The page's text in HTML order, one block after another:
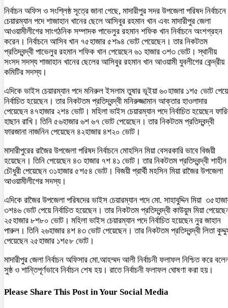
নির্বাচন অফিস ও সংশ্লিষ্ঠ সূত্রে জানা গেছে, মাদারীপুর সদর উপজেলা পরিষদ নির্বাচনে
চেয়ারম্যান পদে শাজাহান খানের ছেলে আসিবুর রহমান খান এবং মাদারীপুর জেলা
আওয়ামীলীগের সাংগঠনিক সম্পাদক পাভেলুর রহমান শফিক খান নির্বাচনে অংশগ্রহন
করেন। নির্বাচনে আসিব খান ৭৫হাজার ৫শ৯৪ ভোট পেয়েছেন। তার নিকটতম
প্রতিদ্বন্দ্বী পাভেলুর রহমান শফিক খান পেয়েছেন ৬১ হাজার ৩শ৩ ভোট। স্থানীয়
সংসদ সদস্য শাজাহান খানের ছেলের আসিবুর রহমান খান আওয়ামী যুবলীগের কেন্দ্রীয়
কমিটির সদস্য।
এদিকে ভাইস চেয়ারম্যান পদে মনিরুল ইসলাম তুষার ভূইয়া ৬০হাজার ১শ৫ ভোট পেয়ে
নির্বাচিত হয়েছেন। তার নিকটতম প্রতিদ্বন্দ্বী মনিরুজ্জামান আক্তার হাওলাদার
পেয়েছেন ৪৭হাজার ২শ৪ ভোট। মহিলা ভাইস চেয়ারম্যান পদে নির্বাচিত হয়েছেন
হাছান রাখি। তিনি ৫৬হাজার ৬শ ৬৭ ভোট পেয়েছেন। তার নিকটতম প্রতিদ্বন্দ্বী
ফারজানা নাজনিন পেয়েছেন ৪২হাজার ৪শ২০ ভোট।
মাদারীপুরের রাজৈর উপজেলা পরিষদ নির্বাচনে মোহসিন মিয়া বেসরকারি ভাবে বিজয়ী
হয়েছেন। তিনি পেয়েছেন ৪৩ হাজার ৭শ ৪১ ভোট। তার নিকটতম প্রতিদ্বন্দ্বী শাহীন
চৌধুরী পেয়েছেন ৩১হাজার ৫শ৫৪ ভোট। বিজয়ী প্রার্থী মহসিন মিয়া রাজৈর উপজেলা
আওয়ামীলীগের সদস্য।
এদিকে রাজৈর উপজেলা পরিষদের ভাইস চেয়ারম্যান পদে মো. সাহাবুদ্দিন মিয়া
৩শ৪৬ ভোট পেয়ে নির্বাচিত হয়েছেন। তার নিকটতম প্রতিদ্বন্দ্বী কাউয়ুম মিয়া
২৫হাজার ৮শ৮০ ভোট। মহিলা ভাইস চেয়ারম্যান পদে নির্বাচিত হয়েছেন নুর জাহান
পারুল। তিনি ২৬হাজার ৪শ ৪৩ ভোট পেয়েছেন। তার নিকটতম প্রতিদ্বন্দ্বী লিতা
পেয়েছেন ২৫হাজার ১শ৫৮ ভোট।
মাদারীপুর জেলা নির্বাচন অফিসার মো.আহম্মদ আলী নির্বাচনী ফলাফল নিশ্চিত করে
সুষ্ঠ ও শান্তিপূর্ণভাবে নির্বাচন শেষ হয়। রাতে নির্বাচনী ফলাফল ঘোষণা করা হয়।
Please Share This Post in Your Social Media